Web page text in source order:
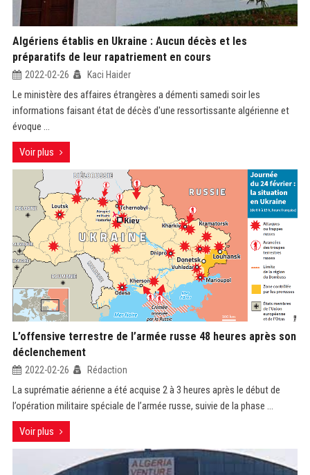
Algériens établis en Ukraine : Aucun décès et les
préparatifs de leur rapatriement en cours
2022-02-26 Kaci Haider
Le ministère des affaires étrangères a démenti samedi soir les
informations faisant état de décès d'une ressortissante algérienne et
évoque ...
Voir plus
L’offensive terrestre de l’armée russe 48 heures après son
déclenchement
2022-02-26 Rédaction
La suprématie aérienne a été acquise 2 à 3 heures après le début de
l’opération militaire spéciale de l’armée russe, suivie de la phase ...
Voir plus